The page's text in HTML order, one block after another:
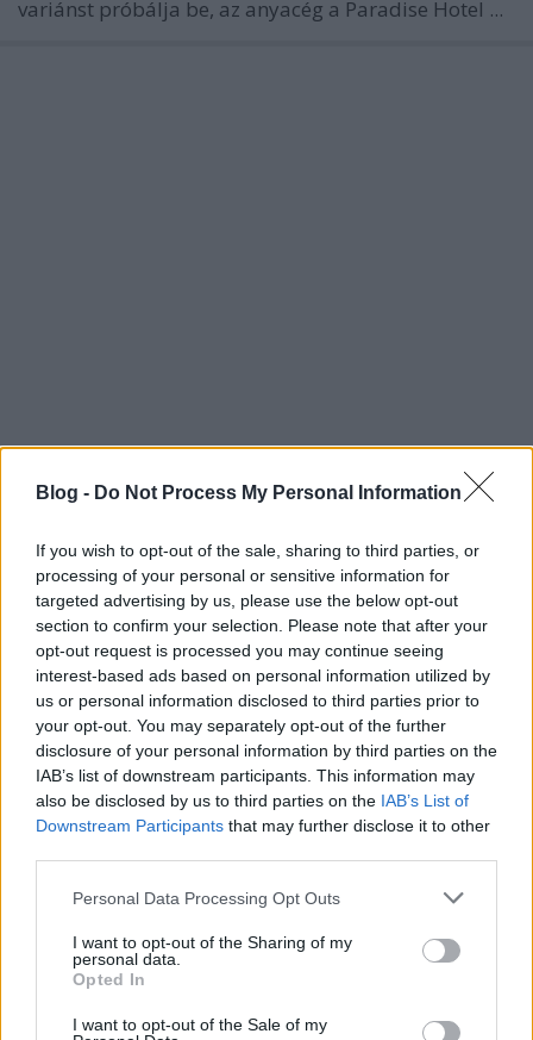
Blog - Do Not Process My Personal Information
If you wish to opt-out of the sale, sharing to third parties, or
processing of your personal or sensitive information for
targeted advertising by us, please use the below opt-out
section to confirm your selection. Please note that after your
opt-out request is processed you may continue seeing
interest-based ads based on personal information utilized by
us or personal information disclosed to third parties prior to
your opt-out. You may separately opt-out of the further
disclosure of your personal information by third parties on the
IAB’s list of downstream participants. This information may
also be disclosed by us to third parties on the IAB’s List of
Downstream Participants that may further disclose it to other
Please note that this website/app uses one or more Google
not limited to your visit or usage behaviour. You may click to
grant or deny consent to Google and its third-party tags to
use your data for below specified purposes in below Google
consent section.
Personal Data Processing Opt Outs
I want to opt-out of the Sharing of my
personal data.
Opted In
I want to opt-out of the Sale of my
variánst próbálja be, az anyacég a Paradise Hotel ...
Egy zombi mindent megváltoztat?
sixx•2019. április 24.
Nyakunkon a Fear The Walking Dead következő
évada, amiben az eredeti szereplőgárdából alig
maradt valaki (Alicia és a visszatérő Daniel), ...